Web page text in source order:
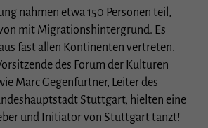
nahmen etwa 150 Personen teil,
mit Migrationshintergrund. Es
fast allen Kontinenten vertreten.
des Forum der Kulturen
Marc Gegenfurtner, Leiter des
Stuttgart, hielten eine
und Initiator von Stuttgart tanzt!
grundlegende Funktionen und sind für die
erforderlich.
anonym. Diese Informationen helfen uns
unsere Website nutzen.